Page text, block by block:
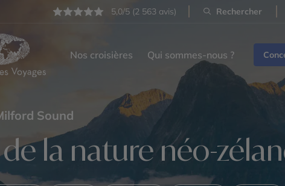
5,0/5 (2 563 avis) Rechercher
Nos croisières Qui sommes-nous ?
Sound
la nature néo-